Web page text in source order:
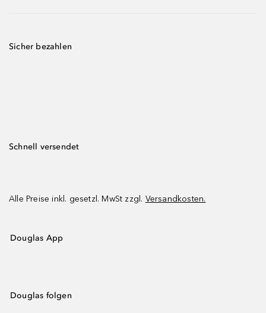
Sicher bezahlen
Schnell versendet
Alle Preise inkl. gesetzl. MwSt zzgl. Versandkosten.
Douglas App
Douglas folgen